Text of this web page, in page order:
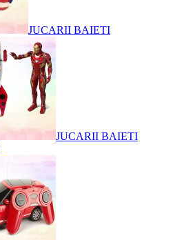
JUCARII BAIETI
JUCARII BAIETI